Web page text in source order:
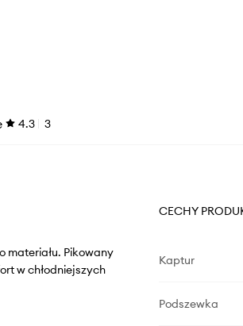
4.3 3
materiału. Pikowany
w chłodniejszych
CECHY
Kaptur
Podszewka